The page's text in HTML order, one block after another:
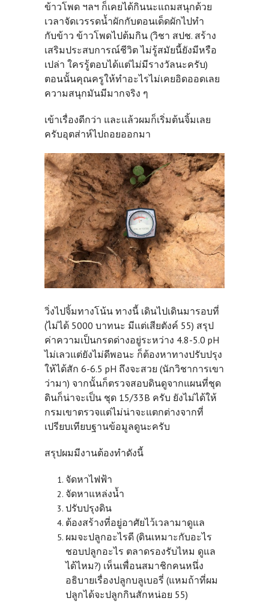
ข้าวโพด ฯลฯ ก็เคยได้กินนะแถมสนุกด้วย
เวลาจัดเวรรดน้ำผักกับตอนเด็ดผักไปทำ
กับข้าว ข้าวโพดไปต้มกิน (วิชา สปช. สร้าง
เสริมประสบการณ์ชีวิต ไม่รู้สมัยนี้ยังมีหรือ
เปล่า ใครรู้ตอบได้แต่ไม่มีรางวัลนะครับ)
ตอนนั้นคุณครูให้ทำอะไรไม่เคยอิดออดเลย
ความสนุกมันมีมากจริง ๆ
เข้าเรื่องดีกว่า และแล้วผมก็เริ่มต้นจิ้มเลย
ครับอุตส่าห์ไปถอยออกมา
วิ่งไปจิ้มทางโน้น ทางนี้ เดินไปเดินมารอบที่
(ไม่ได้ 5000 บาทนะ มีแต่เสียตังค์ 55) สรุป
ค่าความเป็นกรดด่างอยู่ระหว่าง 4.8-5.0 pH
ไม่เลวแต่ยังไม่ดีพอนะ ก็ต้องหาทางปรับปรุง
ให้ได้สัก 6-6.5 pH ถึงจะสวย (นักวิชาการเขา
ว่ามา) จากนั้นก็ตรวจสอบดินดูจากแผนที่ชุด
ดินก็น่าจะเป็น ชุด 15/33B ครับ ยังไม่ได้ให้
กรมเขาตรวจแต่ไม่น่าจะแตกต่างจากที่
เปรียบเทียบฐานข้อมูลดูนะครับ
สรุปผมมีงานต้องทำดังนี้
จัดหาไฟฟ้า
จัดหาแหล่งน้ำ
ปรับปรุงดิน
ต้องสร้างที่อยู่อาศัยไว้เวลามาดูแล
ผมจะปลูกอะไรดี (ดินเหมาะกับอะไร
ชอบปลูกอะไร ตลาดรองรับไหม ดูแล
ได้ไหม?) เห็นเพื่อนสมาชิกคนหนึ่ง
อธิบายเรื่องปลูกบลูเบอรี่ (แหมถ้าที่ผม
ปลูกได้จะปลูกกินสักหน่อย 55)